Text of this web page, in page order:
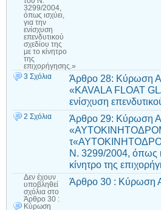
3299/2004,
όπως ισχύει,
για την
ενίσχυση
επενδυτικού
σχεδίου της
με το κίνητρο
της
επιχορήγησης.»
3 Σχόλια
Άρθρο 28: Κύρωση
«KAVALA FLOAT
ενίσχυση
2 Σχόλια
Άρθρο 29: Κύρωση
Ν. 3299/2004, όπως
κίνητρο της
Δεν έχουν
υποβληθεί
σχόλια στο
Άρθρο 30 :
Κύρωση
Άρθρο 30 : Κύρωση